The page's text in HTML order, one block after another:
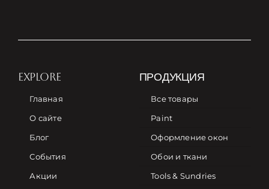
EXPLORE
Главная
О сайте
Блог
События
Акции
ПРОДУКЦИЯ
Все товары
Paint
Оформление окон
Обои и ткани
Tools & Sundries